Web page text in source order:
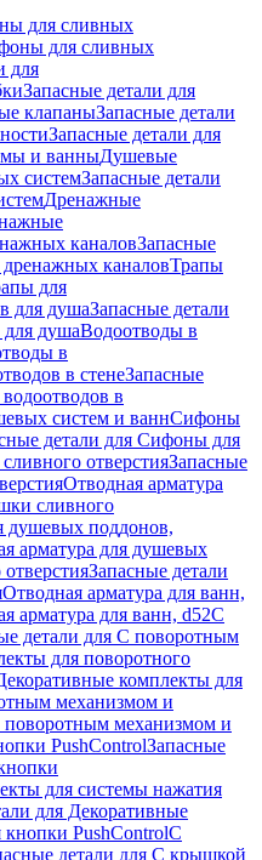
для сливных
для сливных
для
Запасные детали для
клапаныЗапасные детали
Запасные детали для
и ванныДушевые
системЗапасные детали
Дренажные
каналовЗапасные
каналовТрапы
для
для душаЗапасные детали
для душаВодоотводы в
в
в стенеЗапасные
в
систем и ваннСифоны
детали для Сифоны для
отверстияЗапасные
Отводная арматура
сливного
душевых поддонов,
арматура для душевых
Запасные детали
Отводная арматура для ванн,
арматура для ванн, d52С
детали для С поворотным
для поворотного
комплекты для
механизмом и
поворотным механизмом и
PushControlЗапасные
для системы нажатия
для Декоративные
PushControlС
детали для С крышкой